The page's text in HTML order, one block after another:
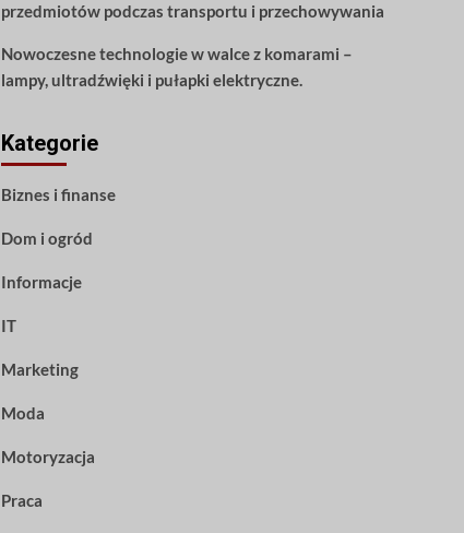
przedmiotów podczas transportu i przechowywania
Nowoczesne technologie w walce z komarami –
lampy, ultradźwięki i pułapki elektryczne.
Kategorie
Biznes i finanse
Dom i ogród
Informacje
IT
Marketing
Moda
Motoryzacja
Praca